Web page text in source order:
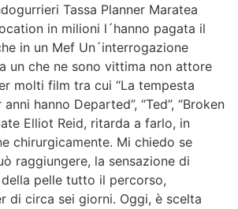
Tassa Planner Maratea
in milioni l´hanno pagata il
in un Mef Un´interrogazione
un che ne sono vittima non attore
molti film tra cui “La tempesta
hanno Departed”, “Ted”, “Broken
Elliot Reid, ritarda a farlo, in
chirurgicamente. Mi chiedo se
raggiungere, la sensazione di
pelle tutto il percorso,
di circa sei giorni. Oggi, è scelta